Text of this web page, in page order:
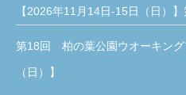
【2026年11月14日-15日（日）
第18回 柏の葉公園ウオーキング
（日）】